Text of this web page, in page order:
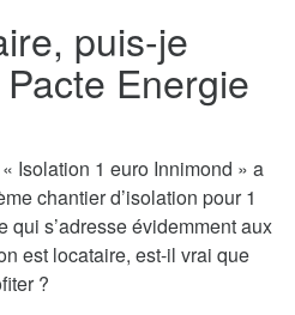
puis-je
Energie
Isolation 1 euro Innimond » a
chantier d’isolation pour 1
qui s’adresse évidemment aux
est locataire, est-il vrai que
?